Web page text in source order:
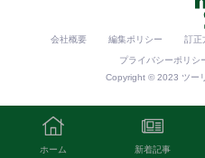
ホーム 新着記事
会社概要 編集ポリシー 訂正
プライバシーポリシ
Copyright © 2023 ツー